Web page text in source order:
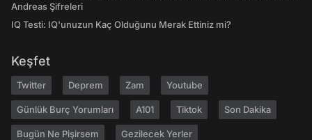
Andreas Şifreleri
IQ Testi: IQ'unuzun Kaç Olduğunu Merak Ettiniz mi?
Keşfet
Twitter Deprem Zam Youtube
Günlük Burç Yorumları A101 Tiktok Son Dakika
Bugün Ne Pişirsem Gezilecek Yerler